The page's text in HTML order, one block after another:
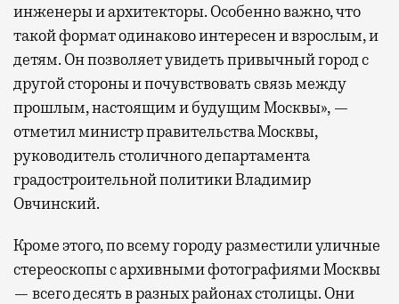
инженеры и архитекторы. Особенно важно, что
такой формат одинаково интересен и взрослым, и
детям. Он позволяет увидеть привычный город с
другой стороны и почувствовать связь между
прошлым, настоящим и будущим Москвы», —
отметил министр правительства Москвы,
руководитель столичного департамента
градостроительной политики Владимир
Овчинский.
Кроме этого, по всему городу разместили уличные
стереоскопы с архивными фотографиями Москвы
— всего десять в разных районах столицы. Они